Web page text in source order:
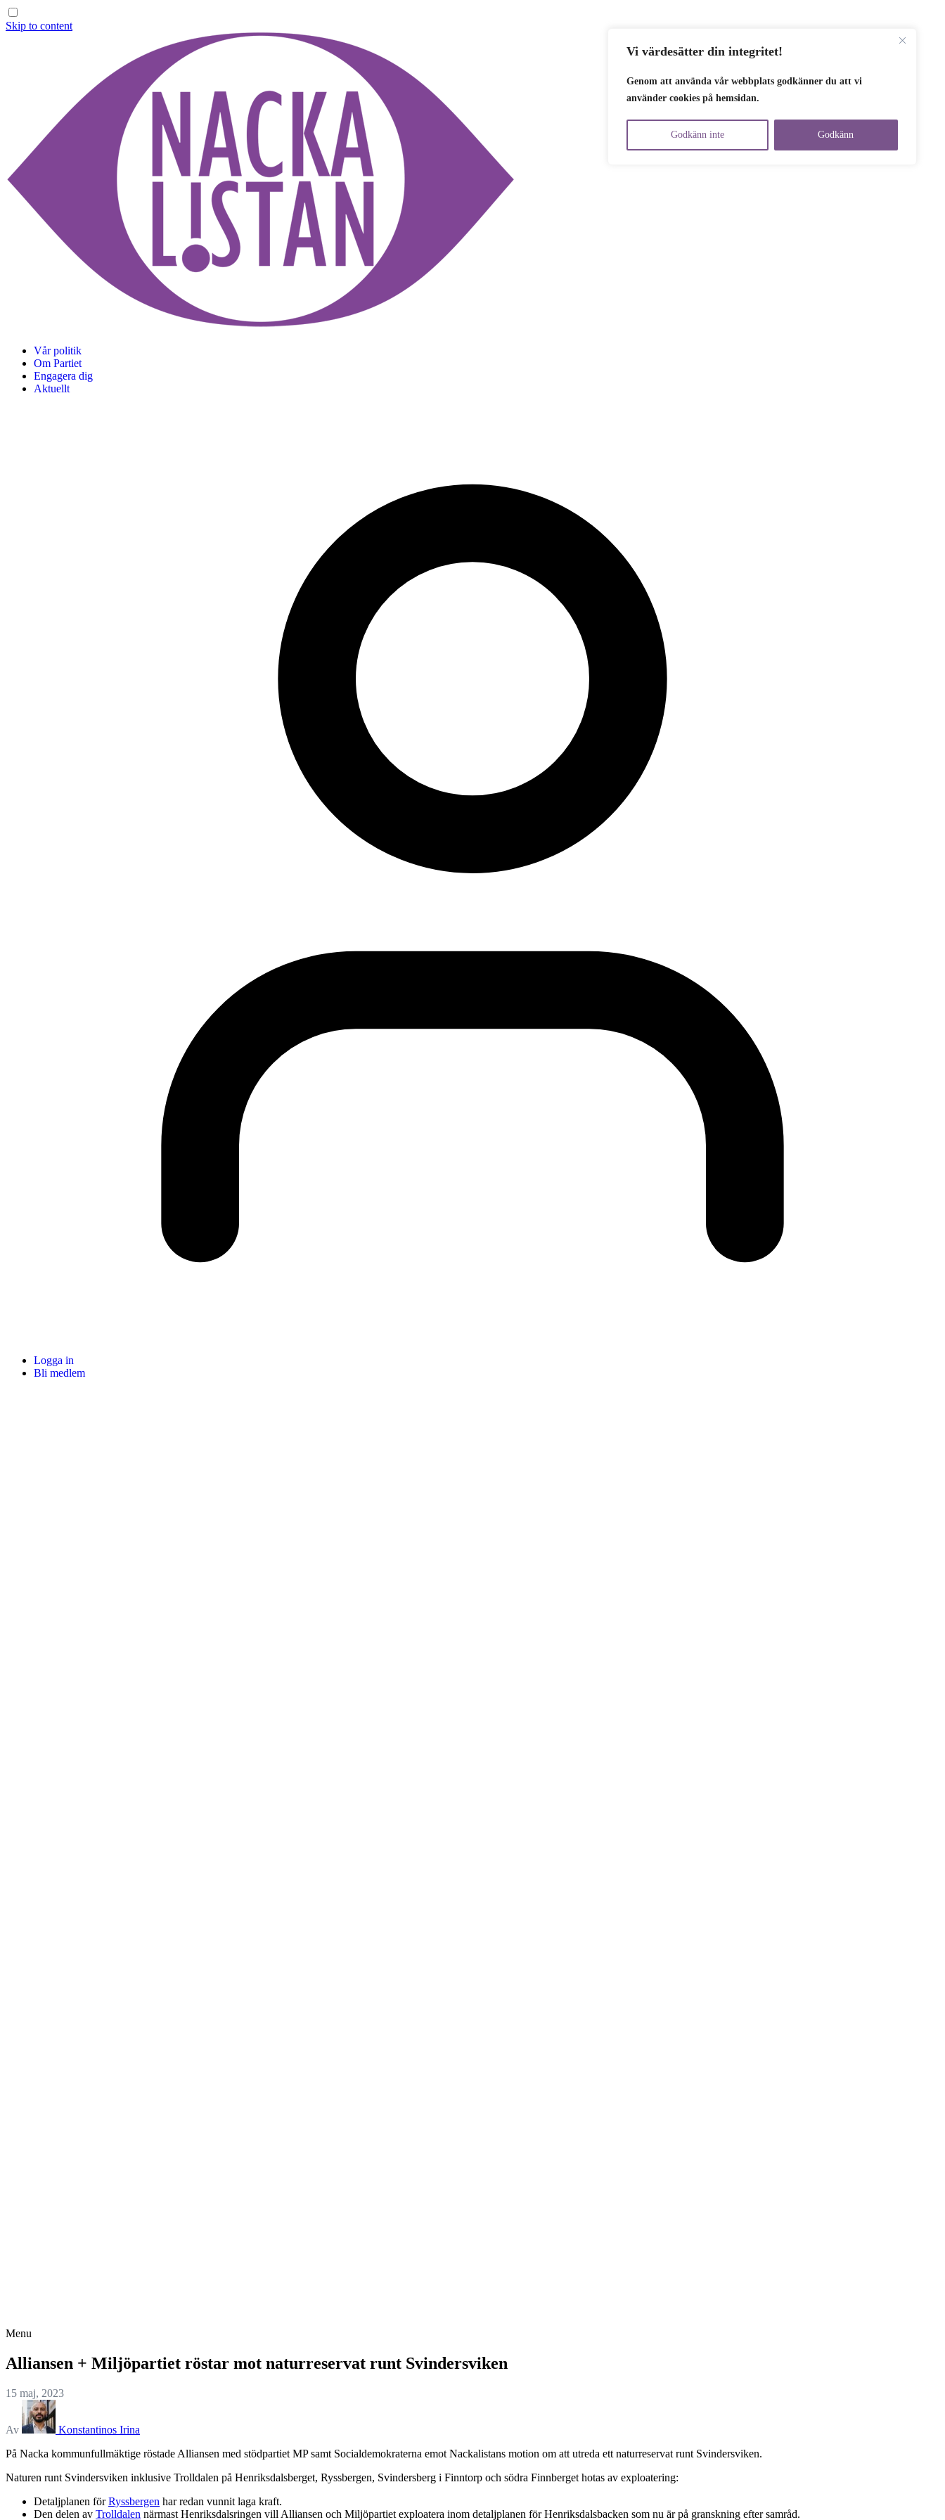
Vi värdesätter din integritet!
Genom att använda vår webbplats godkänner du att vi
använder cookies på hemsidan.
Godkänn inte Godkänn
Skip to content
Vår politik
Om Partiet
Engagera dig
Aktuellt
Logga in
Bli medlem
Menu
Alliansen + Miljöpartiet röstar mot naturreservat runt Svindersviken
15 maj, 2023
Av
Konstantinos Irina
På Nacka kommunfullmäktige röstade Alliansen med stödpartiet MP samt Socialdemokraterna emot Nackalistans motion om att utreda ett naturreservat runt Svindersviken.
Naturen runt Svindersviken inklusive Trolldalen på Henriksdalsberget, Ryssbergen, Svindersberg i Finntorp och södra Finnberget hotas av exploatering:
Detaljplanen förRyssbergen har redan vunnit laga kraft.
Den delen av Trolldalen närmast Henriksdalsringen vill Alliansen och Miljöpartiet exploatera inom detaljplanen för Henriksdalsbacken som nu är på granskning efter samråd.